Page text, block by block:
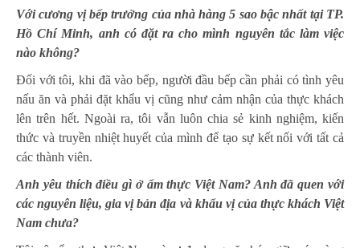
Với cương vị bếp trưởng của nhà hàng 5 sao bậc nhất tại TP.
Hồ Chí Minh, anh có đặt ra cho mình nguyên tắc làm việc
nào không?
Đối với tôi, khi đã vào bếp, người đầu bếp cần phải có tình yêu
nấu ăn và phải đặt khẩu vị cũng như cảm nhận của thực khách
lên trên hết. Ngoài ra, tôi vẫn luôn chia sẻ kinh nghiệm, kiến
thức và truyền nhiệt huyết của mình để tạo sự kết nối với tất cả
các thành viên.
Anh yêu thích điều gì ở ẩm thực Việt Nam? Anh đã quen với
các nguyên liệu, gia vị bản địa và khẩu vị của thực khách Việt
Nam chưa?